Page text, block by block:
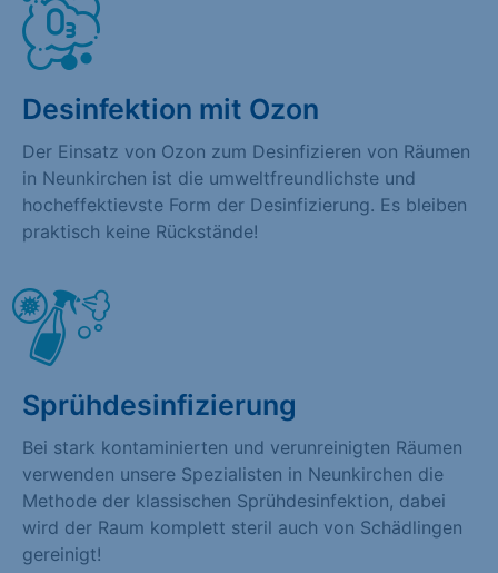
Desinfektion mit Ozon
Der Einsatz von Ozon zum Desinfizieren von Räumen
in Neunkirchen ist die umweltfreundlichste und
hocheffektievste Form der Desinfizierung. Es bleiben
praktisch keine Rückstände!
Sprühdesinfizierung
Bei stark kontaminierten und verunreinigten Räumen
verwenden unsere Spezialisten in Neunkirchen die
Methode der klassischen Sprühdesinfektion, dabei
wird der Raum komplett steril auch von Schädlingen
gereinigt!